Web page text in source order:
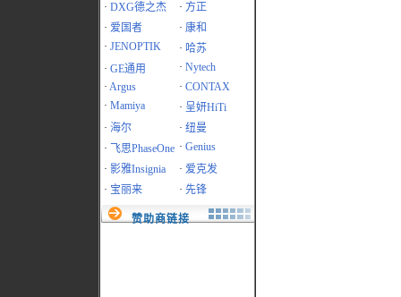
· DXG德之杰 · 方正
· 爱国者 · 康和
· JENOPTIK · 哈苏
· GE通用 · Nytech
· Argus · CONTAX
· Mamiya · 呈妍HiTi
· 海尔 · 纽曼
·
飞思PhaseOne · Genius
· 影雅Insignia · 爱克发
· 宝丽来 · 先锋
赞助商链接